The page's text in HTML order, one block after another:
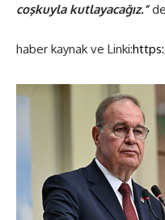
coşkuyla kutlayacağız.”
haber kaynak ve Linki: